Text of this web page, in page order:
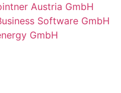
Austria GmbH
Software GmbH
GmbH